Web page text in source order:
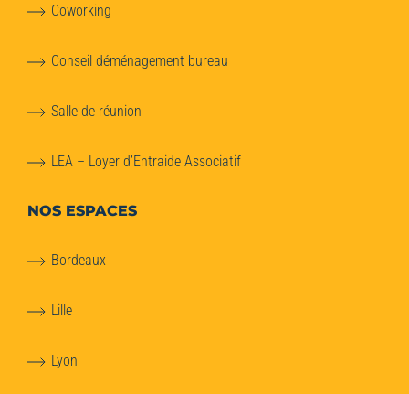
Coworking
Conseil déménagement bureau
Salle de réunion
LEA – Loyer d’Entraide Associatif
NOS ESPACES
Bordeaux
Lille
Lyon